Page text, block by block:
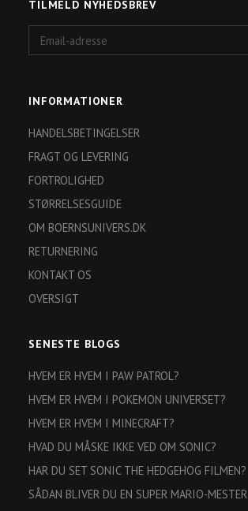
TILMELD NYHEDSBREV
adresse
INFORMATIONER
HANDELSBETINGELSER
FRAGT OG LEVERING
FORTROLIGHED
STØRRELSESGUIDE
OM BOERNSUNIVERS.DK
RETURNERING
KONTAKT OS
OVERSIGT
SENESTE BLOGS
HVEM ER HVEM I PAW PATROL?
HVEM ER HVEM I POKEMON UNIVERSET?
HVEM ER HVEM I MINECRAFT?
HVAD DU MÅSKE IKKE VED OM SONIC?
HAR DU SET SONIC THE HEDGEHOG FILMEN?
SÅDAN BLIVER DU EN SUPER MARIO-MESTER